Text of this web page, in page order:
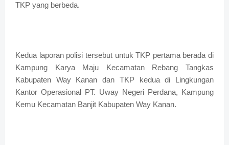
TKP yang berbeda.
Kedua laporan polisi tersebut untuk TKP pertama berada di
Kampung Karya Maju Kecamatan Rebang Tangkas
Kabupaten Way Kanan dan TKP kedua di Lingkungan
Kantor Operasional PT. Uway Negeri Perdana, Kampung
Kemu Kecamatan Banjit Kabupaten Way Kanan.